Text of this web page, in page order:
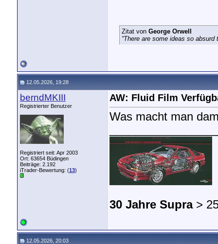
Zitat von George Orwell
“There are some ideas so
12.05.2026, 19:28
berndMKIII
Registrierter Benutzer
Registriert seit: Apr 2003
Ort: 63654 Büdingen
Beiträge: 2.192
iTrader-Bewertung: (13)
AW: Fluid Film
Was macht man
30 Jahre Supra>
12.05.2026, 20:03